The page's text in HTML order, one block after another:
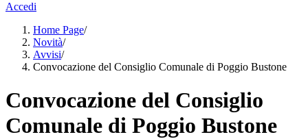
Accedi
Home Page/
Novità/
Avvisi/
Convocazione del Consiglio Comunale di Poggio Bustone
Convocazione del Consiglio
Comunale di Poggio Bustone